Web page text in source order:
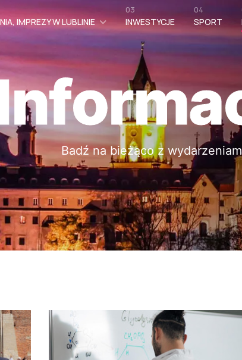
IMPREZY W LUBLINIE INWESTYCJE
03
SPORT
04
Badź na bieżąco z